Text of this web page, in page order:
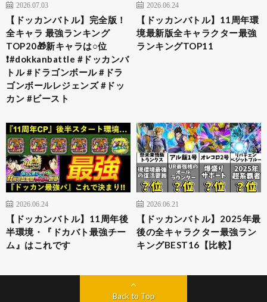
2026.07.03
【ドッカンバトル】完全版！
全キャラ 最強ランキング
TOP20🎁新キャラは○位
❗️#dokkanbattle #ドッカンバ
トル #ドラゴンボール #ドラ
ゴンボールレジェンズ #ドッ
カン #ビースト
2026.06.24
【ドッカンバトル】11周年環
境最新版全キャラクター最強
ランキングTOP11
2026.06.24
【ドッカンバトル】11周年後
半環境・『ドカバト最強チー
ム』はこれです
2026.06.21
【ドッカンバトル】2025年最
後の全キャラクター最強ラン
キングBEST16【比較】
Back to Top